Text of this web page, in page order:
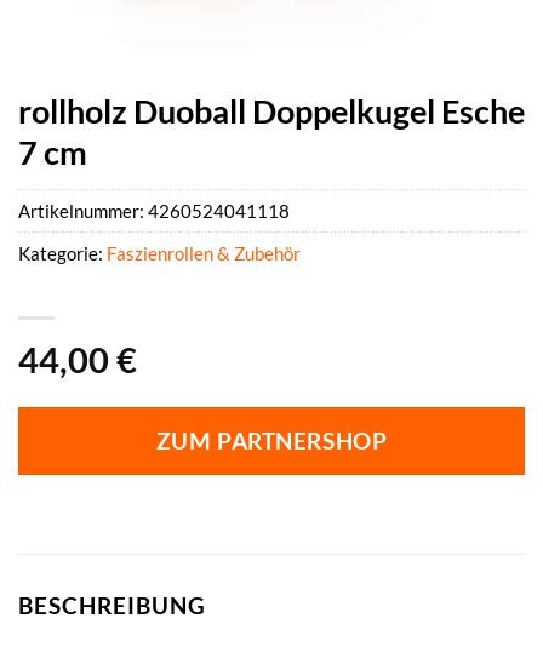
rollholz Duoball Doppelkugel Esche
7 cm
44,00 €
ZUM PARTNERSHOP
Artikelnummer: 4260524041118
Kategorie: Faszienrollen & Zubehör
BESCHREIBUNG